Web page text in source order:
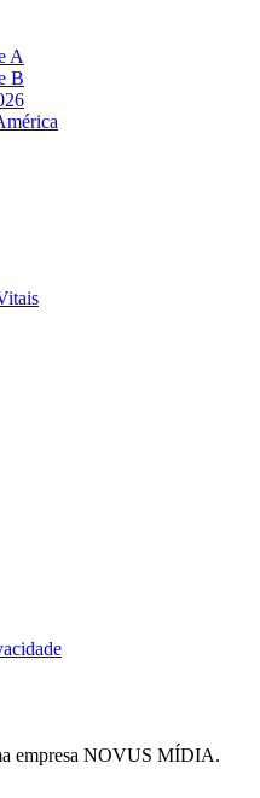
A
B
empresa NOVUS MÍDIA.